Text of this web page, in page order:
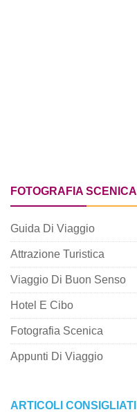
FOTOGRAFIA SCENICA
Guida Di Viaggio
Attrazione Turistica
Viaggio Di Buon Senso
Hotel E Cibo
Fotografia Scenica
Appunti Di Viaggio
ARTICOLI CONSIGLIATI